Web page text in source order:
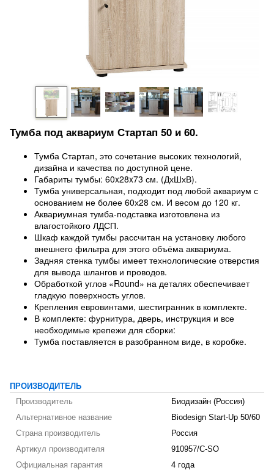
Тумба под аквариум Стартап 50 и 60.
Тумба Стартап, это сочетание высоких технологий,
дизайна и качества по доступной цене.
Габариты тумбы: 60x28x73 см. (ДхШхВ).
Тумба универсальная, подходит под любой аквариум с
основанием не более 60х28 см. И весом до 120 кг.
Аквариумная тумба-подставка изготовлена из
влагостойкого ЛДСП.
Шкаф каждой тумбы рассчитан на установку любого
внешнего фильтра для этого объёма аквариума.
Задняя стенка тумбы имеет технологические отверстия
для вывода шлангов и проводов.
Обработкой углов «Round» на деталях обеспечивает
гладкую поверхность углов.
Крепления евровинтами, шестигранник в комплекте.
В комплекте: фурнитура, дверь, инструкция и все
необходимые крепежи для сборки:
Тумба поставляется в разобранном виде, в коробке.
ПРОИЗВОДИТЕЛЬ
Производитель
Биодизайн (Россия)
Альтернативное название
Biodesign Start-Up 50/60
Страна производитель
Россия
Артикул производителя
910957/C-SO
Официальная гарантия
4 года